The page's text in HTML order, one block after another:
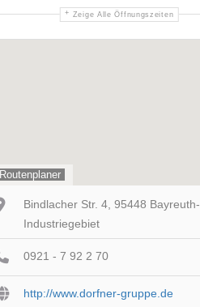
Zeige Alle Öffnungszeiten
Routenplaner
Bindlacher Str. 4, 95448 Bayreuth-
Industriegebiet
0921 - 7 92 2 70
http://www.dorfner-gruppe.de